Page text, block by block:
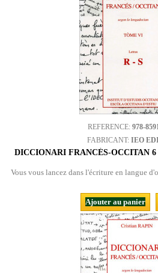
REFERENCE: 978-
FABRICANT: IEO
DICCIONARI FRANCÉS-OCCITAN
Vous vous lancez dans l'écriture en langue
Ajouter au panier